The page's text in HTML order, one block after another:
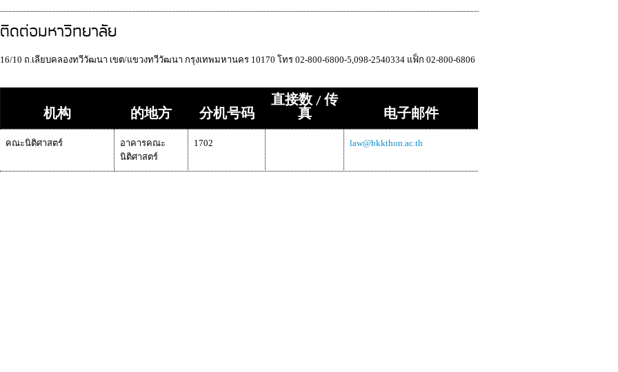
ติดต่อมหาวิทยาลัย
16/10 ถ.เลียบคลองทวีวัฒนา เขต/แขวงทวีวัฒนา กรุงเทพมหานคร 10170 โทร 02-800-6800-5,098-2540334 แฟ็ก 02-800-6806
机构 的地方 分机号码
直接数 / 传
真
电子邮件
คณะนิติศาสตร์
อาคารคณะ
นิติศาสตร์
1702 law@bkkthon.ac.th